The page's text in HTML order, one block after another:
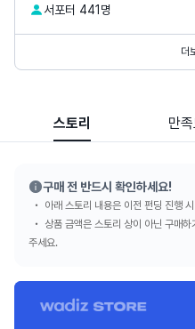
서포터 441명
더
스토리 만
구매 전 반드시 확인하세요!
아래 스토리 내용은 이전 펀딩 진행
상품 금액은 스토리 상이 아닌 구매
주세요.